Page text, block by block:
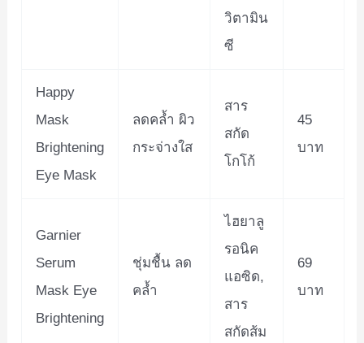
วิตามิน
ซี
Happy
Mask
Brightening
Eye Mask
ลดคล้ำ ผิว
กระจ่างใส
สาร
สกัด
โกโก้
45
บาท
Garnier
Serum
Mask Eye
Brightening
ชุ่มชื้น ลด
คล้ำ
ไฮยาลู
รอนิค
แอซิด,
สาร
สกัดส้ม
69
บาท